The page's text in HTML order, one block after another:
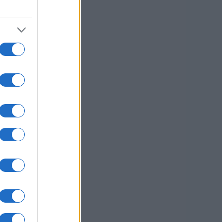
zdaj
1 / 48